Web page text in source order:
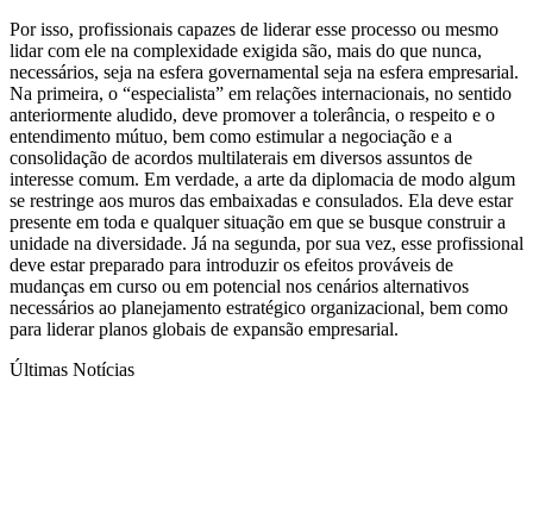
Por isso, profissionais capazes de liderar esse processo ou mesmo
lidar com ele na complexidade exigida são, mais do que nunca,
necessários, seja na esfera governamental seja na esfera empresarial.
Na primeira, o “especialista” em relações internacionais, no sentido
anteriormente aludido, deve promover a tolerância, o respeito e o
entendimento mútuo, bem como estimular a negociação e a
consolidação de acordos multilaterais em diversos assuntos de
interesse comum. Em verdade, a arte da diplomacia de modo algum
se restringe aos muros das embaixadas e consulados. Ela deve estar
presente em toda e qualquer situação em que se busque construir a
unidade na diversidade. Já na segunda, por sua vez, esse profissional
deve estar preparado para introduzir os efeitos prováveis de
mudanças em curso ou em potencial nos cenários alternativos
necessários ao planejamento estratégico organizacional, bem como
para liderar planos globais de expansão empresarial.
Últimas Notícias